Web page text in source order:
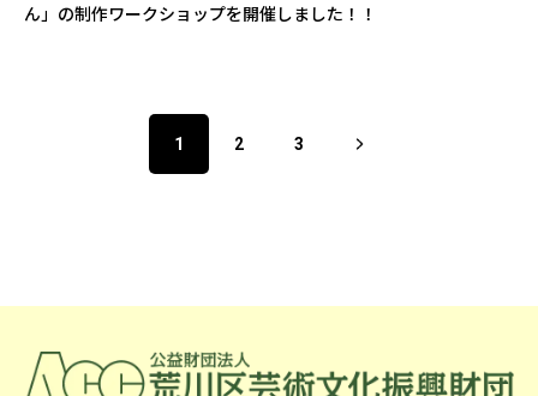
ん」の制作ワークショップを開催しました！！
1 2 3